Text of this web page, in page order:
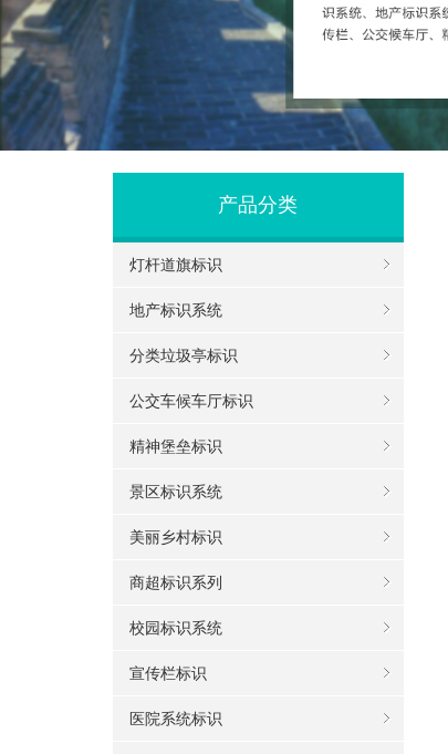
产品分类
灯杆道旗标识
地产标识系统
分类垃圾亭标识
公交车候车厅标识
精神堡垒标识
景区标识系统
美丽乡村标识
商超标识系列
校园标识系统
宣传栏标识
医院系统标识